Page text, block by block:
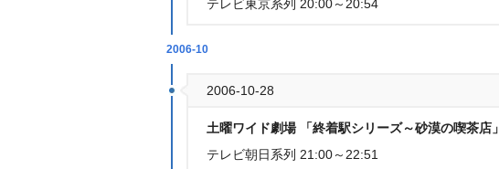
テレビ東京系列 20:00～20:54
2006-10
2006-10-28
土曜ワイド劇場 「終着駅シリーズ～砂漠の喫茶店」
テレビ朝日系列 21:00～22:51